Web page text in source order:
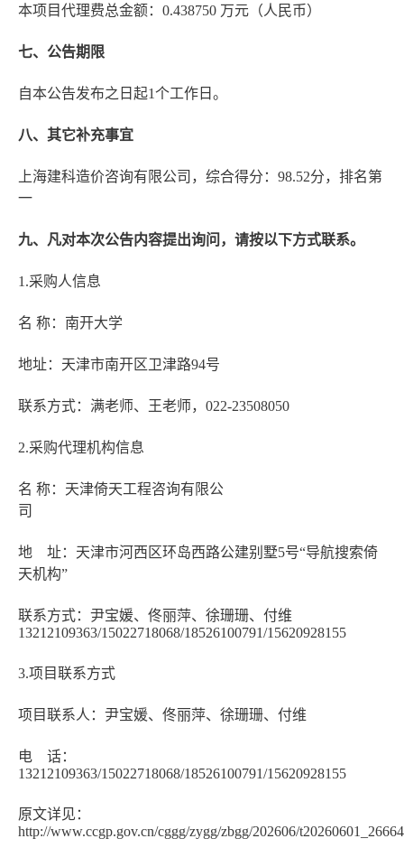
本项目代理费总金额：0.438750 万元（人民币）
七、公告期限
自本公告发布之日起1个工作日。
八、其它补充事宜
上海建科造价咨询有限公司，综合得分：98.52分，排名第
一
九、凡对本次公告内容提出询问，请按以下方式联系。
1.采购人信息
名 称：南开大学
地址：天津市南开区卫津路94号
联系方式：满老师、王老师，022-23508050
2.采购代理机构信息
名 称：天津倚天工程咨询有限公
司
地 址：天津市河西区环岛西路公建别墅5号“导航搜索倚
天机构”
联系方式：尹宝媛、佟丽萍、徐珊珊、付维
13212109363/15022718068/18526100791/
3.项目联系方式
项目联系人：尹宝媛、佟丽萍、徐珊珊、付维
电 话：
13212109363/15022718068/18526100791/15620928155
原文详见：
http://www.ccgp.gov.cn/cggg/zygg/zbgg/202606/